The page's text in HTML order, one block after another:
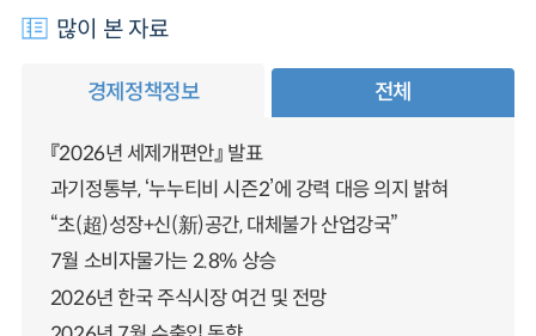
많이 본 자료
경제정책정보 전체
『2026년 세제개편안』 발표
과기정통부, ‘누누티비 시즌2’에 강력 대응 의지 밝혀
“초(超)성장+신(新)공간, 대체불가 산업강국”
7월 소비자물가는 2.8% 상승
2026년 한국 주식시장 여건 및 전망